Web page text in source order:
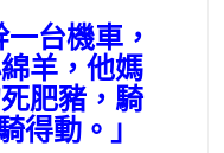
台機車，
羊，他媽
肥豬，騎
得動。」